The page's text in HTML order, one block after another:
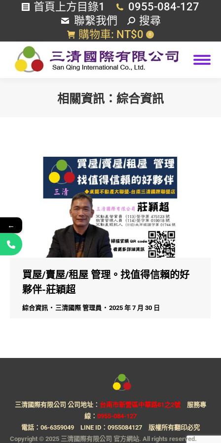
首頁上方目錄1
0955-084-127
聯繫我們
搜
索
搜尋
購物車: NT$0 0
相關資訊： 綜合資訊
買屋/賣屋/租屋 管理。找值得信賴的好
夥伴-莊穎超
綜合資訊 三清國際 管理員 2025 年 7 月 30 日
三清國際有限公司 公司地址： 台南市新營區中華路81之2號 服務專
線： 0955-084-127
電話： 06-6359049 LINE ID： 0955084127 版權所有翻印必究
Copyright © 2025 三清國際有限公司 官方網站. All rights reserved.
←